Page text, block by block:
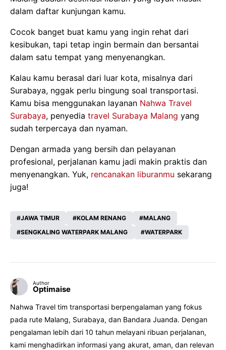
dalam daftar kunjungan kamu.
Cocok banget buat kamu yang ingin rehat dari
kesibukan, tapi tetap ingin bermain dan bersantai
dalam satu tempat yang menyenangkan.
Kalau kamu berasal dari luar kota, misalnya dari
Surabaya, nggak perlu bingung soal transportasi.
Kamu bisa menggunakan layanan Nahwa Travel
Surabaya, penyedia travel Surabaya Malang yang
sudah terpercaya dan nyaman.
Dengan armada yang bersih dan pelayanan
profesional, perjalanan kamu jadi makin praktis dan
menyenangkan. Yuk, rencanakan liburanmu sekarang
juga!
JAWA TIMUR KOLAM RENANG
MALANG
SENGKALING WATERPARK MALANG
WATERPARK
Author
Optimaise
Nahwa Travel tim transportasi berpengalaman yang fokus
pada rute Malang, Surabaya, dan Bandara Juanda. Dengan
pengalaman lebih dari 10 tahun melayani ribuan perjalanan,
kami menghadirkan informasi yang akurat, aman, dan relevan